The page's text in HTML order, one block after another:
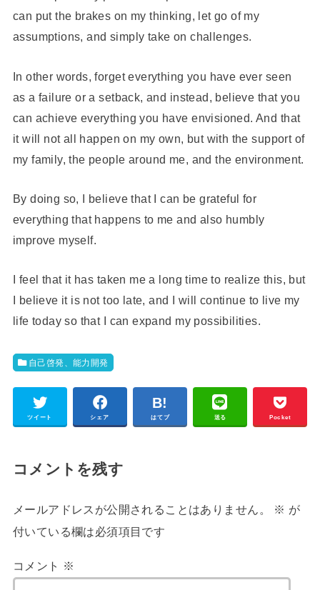
can put the brakes on my thinking, let go of my
assumptions, and simply take on challenges.
In other words, forget everything you have ever seen
as a failure or a setback, and instead, believe that you
can achieve everything you have envisioned. And that
it will not all happen on my own, but with the support of
my family, the people around me, and the environment.
By doing so, I believe that I can be grateful for
everything that happens to me and also humbly
improve myself.
I feel that it has taken me a long time to realize this, but
I believe it is not too late, and I will continue to live my
life today so that I can expand my possibilities.
自己啓発、能力開発
ツイート シェア はてブ 送る Pocket
コメントを残す
メールアドレスが公開されることはありません。 ※ が
付いている欄は必須項目です
コメント ※